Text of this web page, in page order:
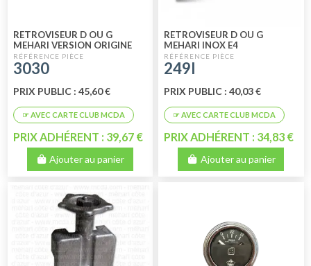
RETROVISEUR D OU G
MEHARI VERSION ORIGINE
3030
PRIX PUBLIC : 45,60 €
PRIX ADHÉRENT : 39,67 €
Ajouter au panier
RETROVISEUR D OU G
MEHARI INOX E4
249I
PRIX PUBLIC : 40,03 €
PRIX ADHÉRENT : 34,83 €
Ajouter au panier